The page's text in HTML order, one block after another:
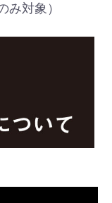
対象）